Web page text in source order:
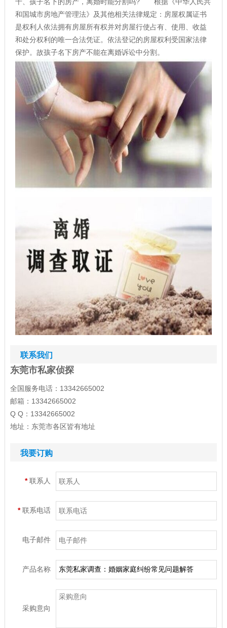
十、孩子名下的房产，离婚时能分割吗? 根据《中华人民共
和国城市房地产管理法》及其他相关法律规定：房屋权属证书
是权利人依法拥有房屋所有权并对房屋行使占有、使用、收益
和处分权利的唯一合法凭证。依法登记的房屋权利受国家法律
保护。故孩子名下房产不能在离婚诉讼中分割。
联系我们
东莞市私家侦探
全国服务电话：13342665002
邮箱：13342665002
Q Q：13342665002
地址：东莞市各区皆有地址
我要订购
*联系人
*联系电话
电子邮件
产品名称
采购意向